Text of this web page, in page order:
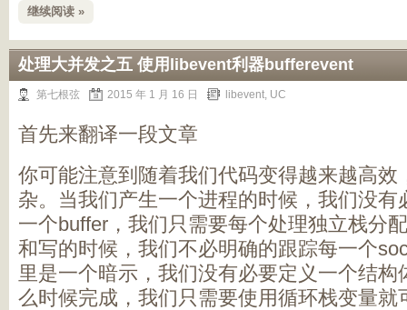
继续阅读 »
处理大并发之五 使用libevent利器bufferevent
第七根弦 2015 年 1 月 16 日 libevent UC
首先来翻译一段文章
你可能注意到随着我们代码变得越来越高效
杂。当我们产生一个进程的时候，我们没有
一个buffer，我们只需要每个处理独立栈分
和写的时候，我们不必明确的跟踪每一个
里是一个暗示，我们没有必要定义一个结
么时候完成，我们只需要使用循环栈变量就